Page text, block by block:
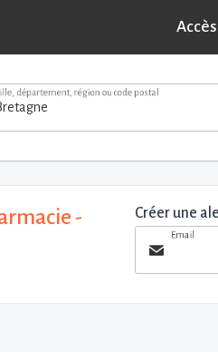
département, région ou code postal
-
Créer une
Email